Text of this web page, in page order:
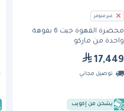
غير متوفر
محضرة القهوة جيت 6 بفوهة
واحدة من ماركو
17,449
توصيل مجاني
يشحن من إكويب